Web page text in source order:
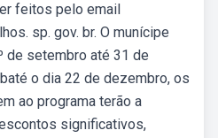
feitos pelo email
sp. gov. br. O munícipe
de setembro até 31 de
o dia 22 de dezembro, os
ao programa terão a
significativos,